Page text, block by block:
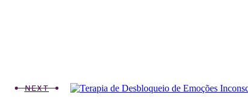
NEXT